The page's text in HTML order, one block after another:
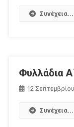
Συνέχεια...
Φυλλάδια
12
Συνέχεια...